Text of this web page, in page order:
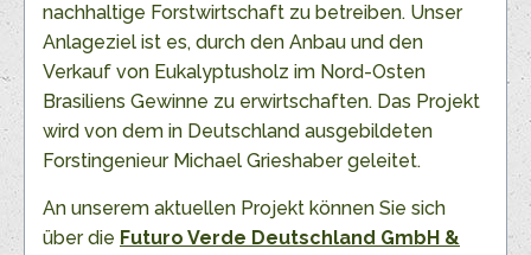
nachhaltige Forstwirtschaft zu betreiben. Unser
Anlageziel ist es, durch den Anbau und den
Verkauf von Eukalyptusholz im Nord-Osten
Brasiliens Gewinne zu erwirtschaften. Das Projekt
wird von dem in Deutschland ausgebildeten
Forstingenieur Michael Grieshaber geleitet.
An unserem aktuellen Projekt können Sie sich
über die Futuro Verde Deutschland GmbH &